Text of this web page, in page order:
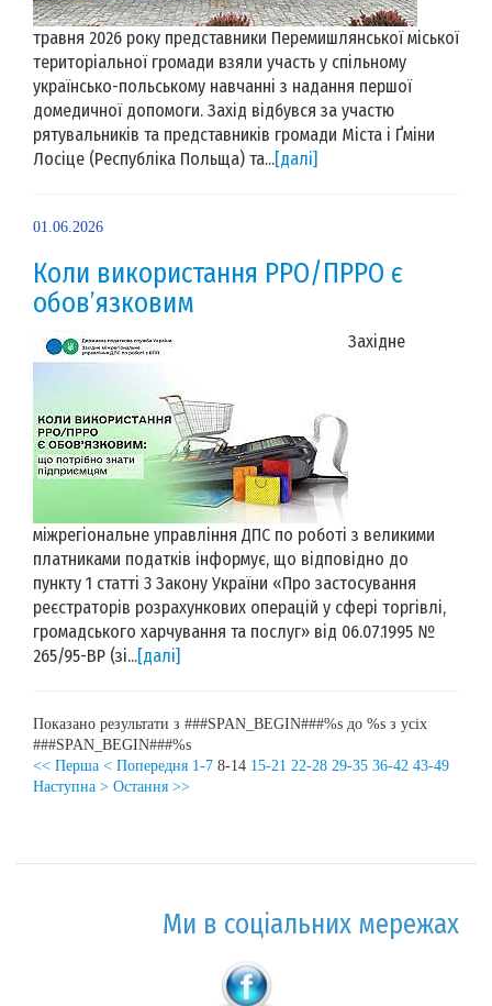
травня 2026 року представники Перемишлянської міської
територіальної громади взяли участь у спільному
українсько-польському навчанні з надання першої
домедичної допомоги. Захід відбувся за участю
рятувальників та представників громади Міста і Ґміни
Лосіце (Республіка Польща) та...[далі]
01.06.2026
Коли використання РРО/ПРРО є
обов’язковим
Західне
міжрегіональне управління ДПС по роботі з великими
платниками податків інформує, що відповідно до
пункту 1 статті 3 Закону України «Про застосування
реєстраторів розрахункових операцій у сфері торгівлі,
громадського харчування та послуг» від 06.07.1995 №
265/95-ВР (зі...[далі]
Показано результати з ###SPAN_BEGIN###%s до %s з усіх
###SPAN_BEGIN###%s
<< Перша < Попередня 1-7 8-14 15-21 22-28 29-35 36-42 43-49
Наступна > Остання >>
Ми в соціальних мережах